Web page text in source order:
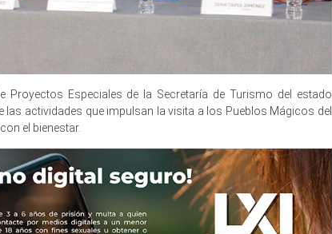
Proyectos Especiales de la Secretaría de Turismo del estado
las actividades que impulsan la visita a los Pueblos Mágicos del
el bienestar.